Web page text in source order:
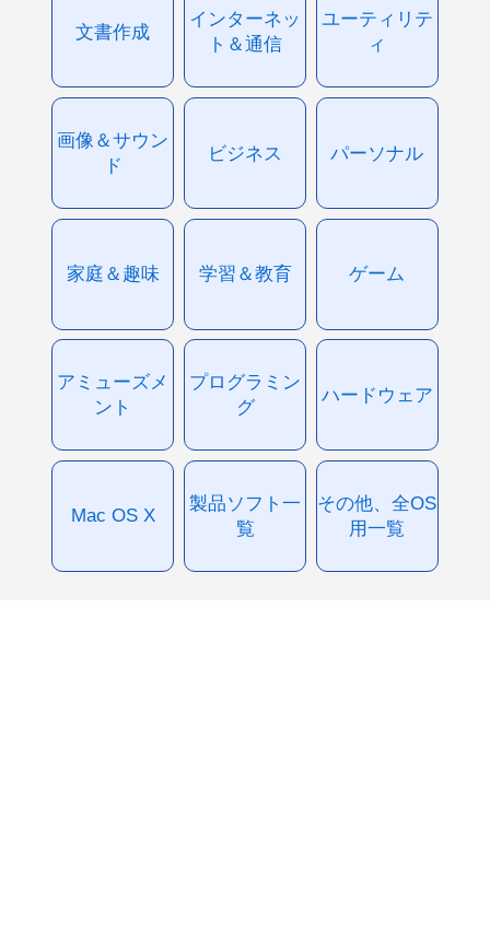
文書作成
インターネッ
ト＆通信
ユーティリテ
ィ
画像＆サウン
ド
ビジネス パーソナル
家庭＆趣味 学習＆教育 ゲーム
アミューズメ
ント
プログラミン
グ
ハードウェア
Mac OS X
製品ソフト一
覧
その他、全OS
用一覧